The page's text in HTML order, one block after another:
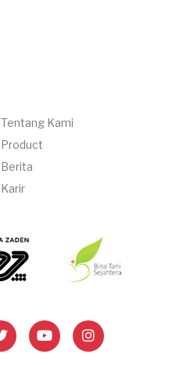
Tentang Kami
Product
Berita
Karir